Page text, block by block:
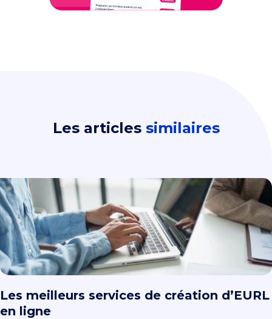
Les articles similaires
Les meilleurs services de création d’EURL
en ligne